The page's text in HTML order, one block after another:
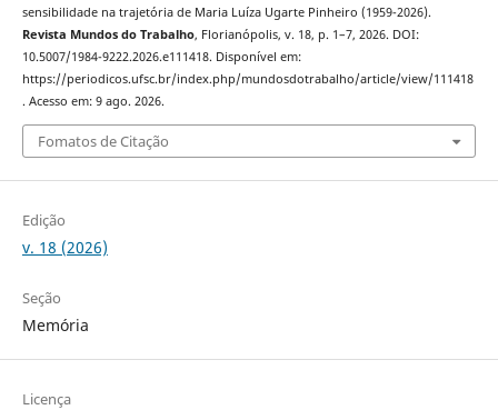
sensibilidade na trajetória de Maria Luíza Ugarte Pinheiro (1959-2026).
Revista Mundos do Trabalho, Florianópolis, v. 18, p. 1–7, 2026. DOI:
10.5007/1984-9222.2026.e111418. Disponível em:
https://periodicos.ufsc.br/index.php/mundosdotrabalho/article/view/111418
. Acesso em: 9 ago. 2026.
Fomatos de Citação
Edição
v. 18 (2026)
Seção
Memória
Licença